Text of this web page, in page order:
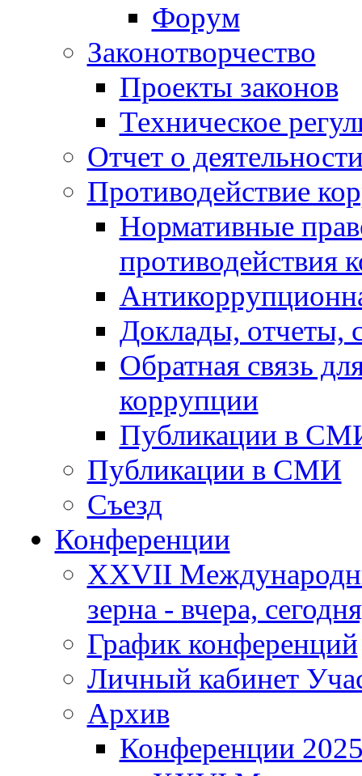
Форум
Законотворчество
Проекты законов
Техническое
Отчет о
Противодействие
Нормативные
противодействия
Доклады, отчеты,
Обратная связь
коррупции
Публикации в
Публикации в СМИ
Съезд
Конференции
XXVII
зерна - вчера,
График конференций
Личный кабинет
Архив
Конференции